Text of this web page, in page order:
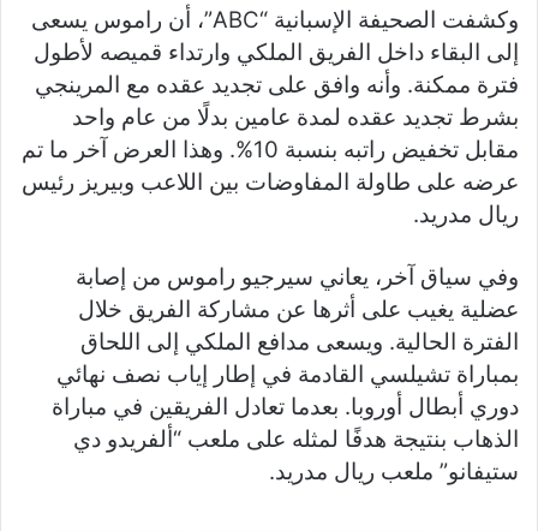
وكشفت الصحيفة الإسبانية “ABC”، أن راموس يسعى
إلى البقاء داخل الفريق الملكي وارتداء قميصه لأطول
فترة ممكنة. وأنه وافق على تجديد عقده مع المرينجي
بشرط تجديد عقده لمدة عامين بدلًا من عام واحد
مقابل تخفيض راتبه بنسبة 10%. وهذا العرض آخر ما تم
عرضه على طاولة المفاوضات بين اللاعب وبيريز رئيس
ريال مدريد.
وفي سياق آخر، يعاني سيرجيو راموس من إصابة
عضلية يغيب على أثرها عن مشاركة الفريق خلال
الفترة الحالية. ويسعى مدافع الملكي إلى اللحاق
بمباراة تشيلسي القادمة في إطار إياب نصف نهائي
دوري أبطال أوروبا. بعدما تعادل الفريقين في مباراة
الذهاب بنتيجة هدفًا لمثله على ملعب “ألفريدو دي
ستيفانو” ملعب ريال مدريد.